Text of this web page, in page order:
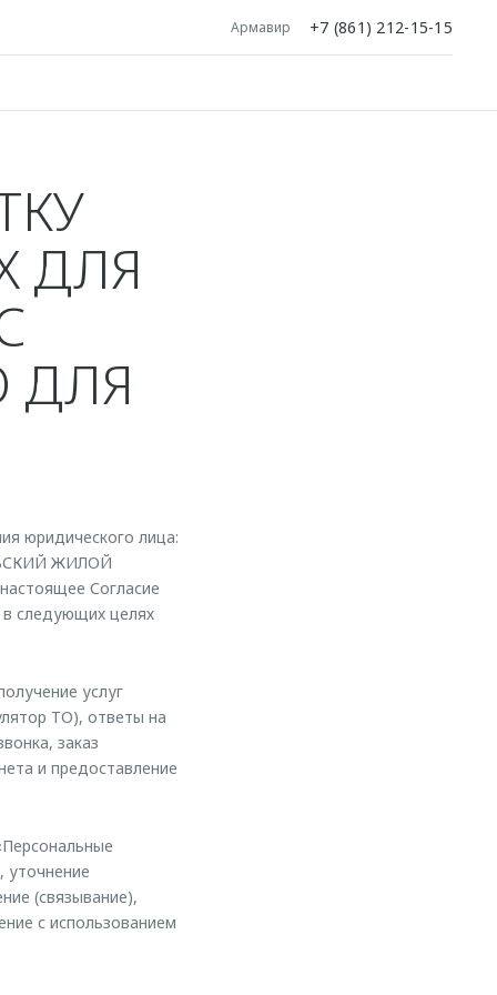
Армавир +7 (861) 212-15-15
ДЛЯ
ДЛЯ
юридического лица:
ЖИЛОЙ
Согласие
в следующих целях
услуг
ТО), ответы на
заказ
и предоставление
уточнение
(связывание),
с использованием